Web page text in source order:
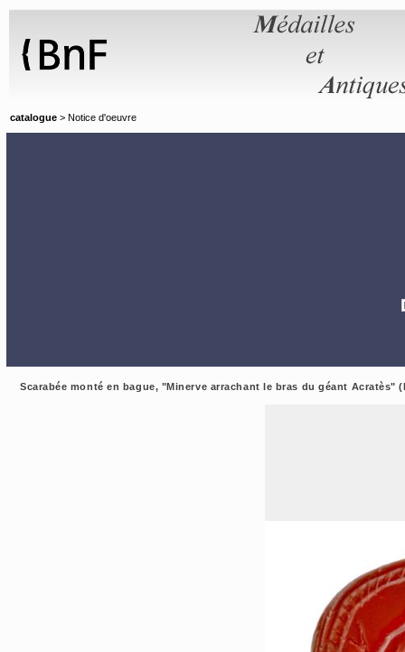
catalogue > Notice d'oeuvre
Scarabée monté en bague, "Minerve arrachant le bras du géant Acratès"